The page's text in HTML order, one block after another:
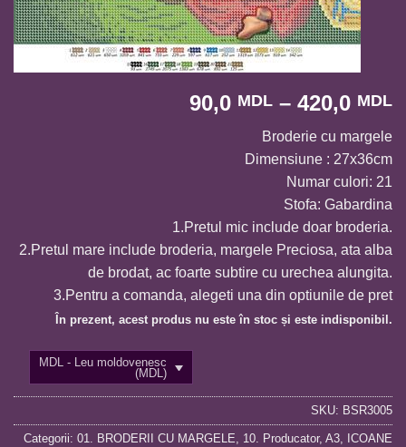
90,0 MDL – 420,0 MDL
Broderie cu margele
Dimensiune : 27x36cm
Numar culori: 21
Stofa: Gabardina
1.Pretul mic include doar broderia.
2.Pretul mare include broderia, margele Preciosa, ata alba
de brodat, ac foarte subtire cu urechea alungita.
3.Pentru a comanda, alegeti una din optiunile de pret
În prezent, acest produs nu este în stoc și este indisponibil.
MDL - Leu moldovenesc
(MDL)
SKU: BSR3005
Categorii: 01. BRODERII CU MARGELE 10. Producator, A3 ICOANE